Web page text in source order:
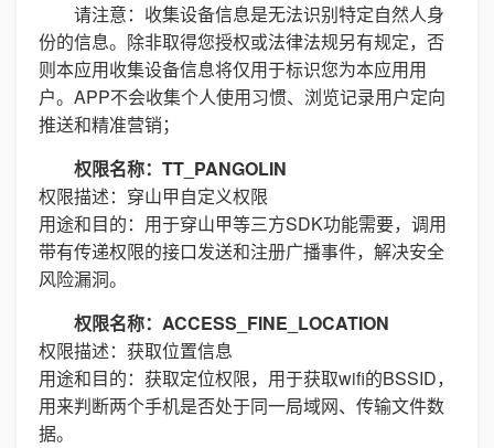
请注意：收集设备信息是无法识别特定自然人身
份的信息。除非取得您授权或法律法规另有规定，否
则本应用收集设备信息将仅用于标识您为本应用用
户。APP不会收集个人使用习惯、浏览记录用户定向
推送和精准营销；
权限名称：TT_PANGOLIN
权限描述：穿山甲自定义权限
用途和目的：用于穿山甲等三方SDK功能需要，调用
带有传递权限的接口发送和注册广播事件，解决安全
风险漏洞。
权限名称：ACCESS_FINE_LOCATION
权限描述：获取位置信息
用途和目的：获取定位权限，用于获取wifi的BSSID，
用来判断两个手机是否处于同一局域网、传输文件数
据。